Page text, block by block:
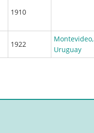
1910
1922
Montevideo,
Uruguay